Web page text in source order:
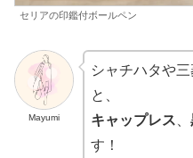
セリアの印鑑付ボールペン
Mayumi
シャチハタや
と、
キャップレス
す！